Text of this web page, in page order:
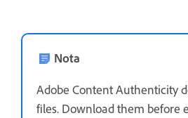
Nota
Adobe Content Authenticity
files. Download them before